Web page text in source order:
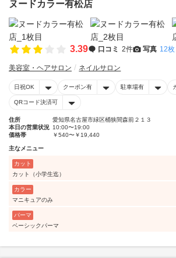
ヌードカラー有松店
3.39 口コミ 2件 写真 12枚
美容室・ヘアサロン ネイルサロン
日祝OK クーポン有 駐車場有
QRコード決済可
住所
愛知県名古屋市緑区桶狭間森前２１３
本日の営業状況 10:00〜19:00
価格帯
￥540〜￥19,440
主なメニュー
カット
カット（小学生迄）
カラー
マニキュアのみ
パーマ
ベーシックパーマ